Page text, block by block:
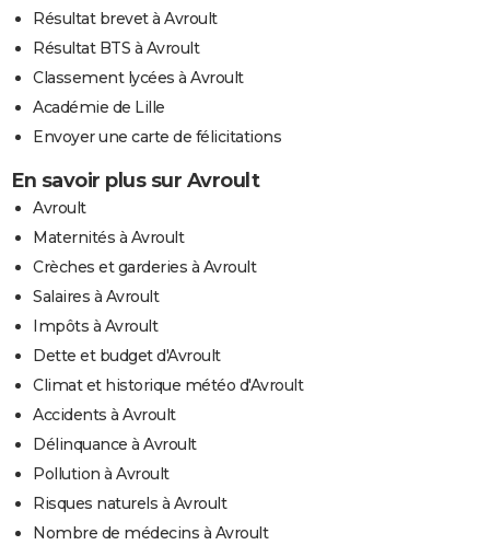
Résultat brevet à Avroult
Résultat BTS à Avroult
Classement lycées à Avroult
Académie de Lille
Envoyer une carte de félicitations
En savoir plus sur Avroult
Avroult
Maternités à Avroult
Crèches et garderies à Avroult
Salaires à Avroult
Impôts à Avroult
Dette et budget d'Avroult
Climat et historique météo d'Avroult
Accidents à Avroult
Délinquance à Avroult
Pollution à Avroult
Risques naturels à Avroult
Nombre de médecins à Avroult